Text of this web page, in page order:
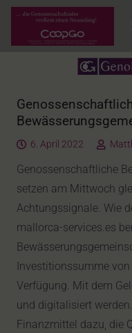
6. April 2022
Genossenschaftliche
setzen am Mittwoch
Achtungssignale. Wie
mallorca-services.es
Investitionssumme
Verfügung. Mit dem
und digitalisiert
Finanzmittel dazu, die